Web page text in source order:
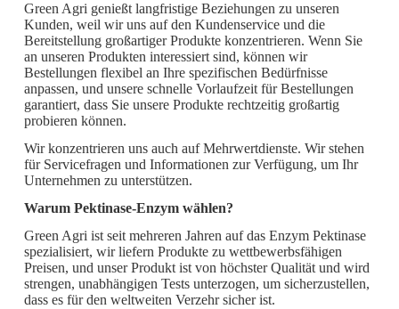
Green Agri genießt langfristige Beziehungen zu unseren
Kunden, weil wir uns auf den Kundenservice und die
Bereitstellung großartiger Produkte konzentrieren. Wenn Sie
an unseren Produkten interessiert sind, können wir
Bestellungen flexibel an Ihre spezifischen Bedürfnisse
anpassen, und unsere schnelle Vorlaufzeit für Bestellungen
garantiert, dass Sie unsere Produkte rechtzeitig großartig
probieren können.
Wir konzentrieren uns auch auf Mehrwertdienste. Wir stehen
für Servicefragen und Informationen zur Verfügung, um Ihr
Unternehmen zu unterstützen.
Warum Pektinase-Enzym wählen?
Green Agri ist seit mehreren Jahren auf das Enzym Pektinase
spezialisiert, wir liefern Produkte zu wettbewerbsfähigen
Preisen, und unser Produkt ist von höchster Qualität und wird
strengen, unabhängigen Tests unterzogen, um sicherzustellen,
dass es für den weltweiten Verzehr sicher ist.